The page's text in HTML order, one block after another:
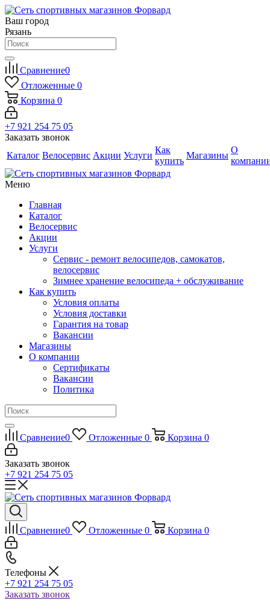
Ваш город
Рязань
Сравнение0
Отложенные 0
Корзина 0
+7 921 254 75 05
Заказать звонок
Каталог Велосервис Акции Услуги
Как
купить
Магазины
О
Меню
Главная
Каталог
Велосервис
Акции
Услуги
Сервис - ремонт велосипедов, самокатов,
велосервис
Зимнее хранение велосипеда + обслуживание
Как купить
Условия оплаты
Условия доставки
Гарантия на товар
Вакансии
Магазины
О компании
Сертификаты
Вакансии
Политика
Сравнение0 Отложенные 0 Корзина 0
Заказать звонок
+7 921 254 75 05
Сравнение0 Отложенные 0 Корзина 0
Телефоны
+7 921 254 75 05
Заказать звонок